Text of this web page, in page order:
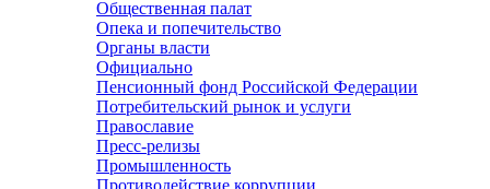
Общественная палат
Опека и попечительство
Органы власти
Официально
Пенсионный фонд Российской Федерации
Потребительский рынок и услуги
Православие
Пресс-релизы
Промышленность
Противодействие коррупции